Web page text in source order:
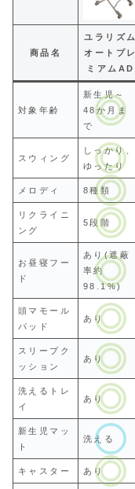
商品名
ユラリズム
オートプレ
ミアムAD
対象年齢
新生児～
48か月ま
で
スウィング
しっかり、
ゆったり
メロディ 8種類
リクライニ
ング
5段階
お昼寝フー
ド
あり(遮蔽
率約
98.1%)
頭マモール
パッド
あり
スリープク
ッション
あり
洗えるトレ
イ
あり
新生児マッ
ト
洗える
キャスター あり